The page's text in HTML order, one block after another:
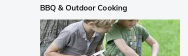
BBQ & Outdoor Cooking